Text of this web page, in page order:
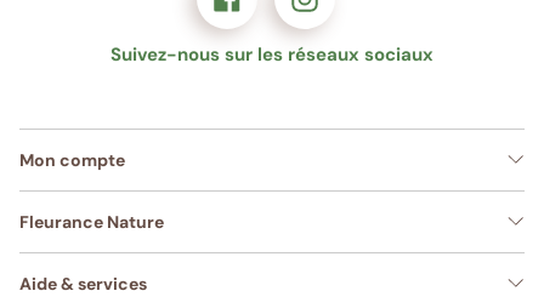
Suivez-nous sur les réseaux sociaux
Mon compte
Fleurance Nature
Aide & services